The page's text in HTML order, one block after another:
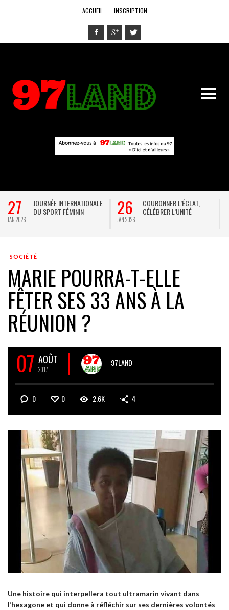
ACCUEIL INSCRIPTION
27
JAN 2026
JOURNÉE INTERNATIONALE
DU SPORT FÉMININ
26
JAN 2026
COURONNER L’ÉCLAT,
CÉLÉBRER L’UNITÉ
SOCIÉTÉ
MARIE POURRA-T-ELLE
FÊTER SES 33 ANS À LA
RÉUNION ?
07 AOÛT
2017
97LAND
0 0 2.6K 4
Une histoire qui interpellera tout ultramarin vivant dans
l’hexagone et qui donne à réfléchir sur ses dernières volontés